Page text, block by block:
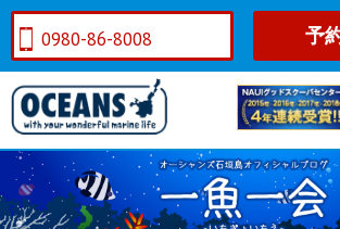
0980-86-8008 予